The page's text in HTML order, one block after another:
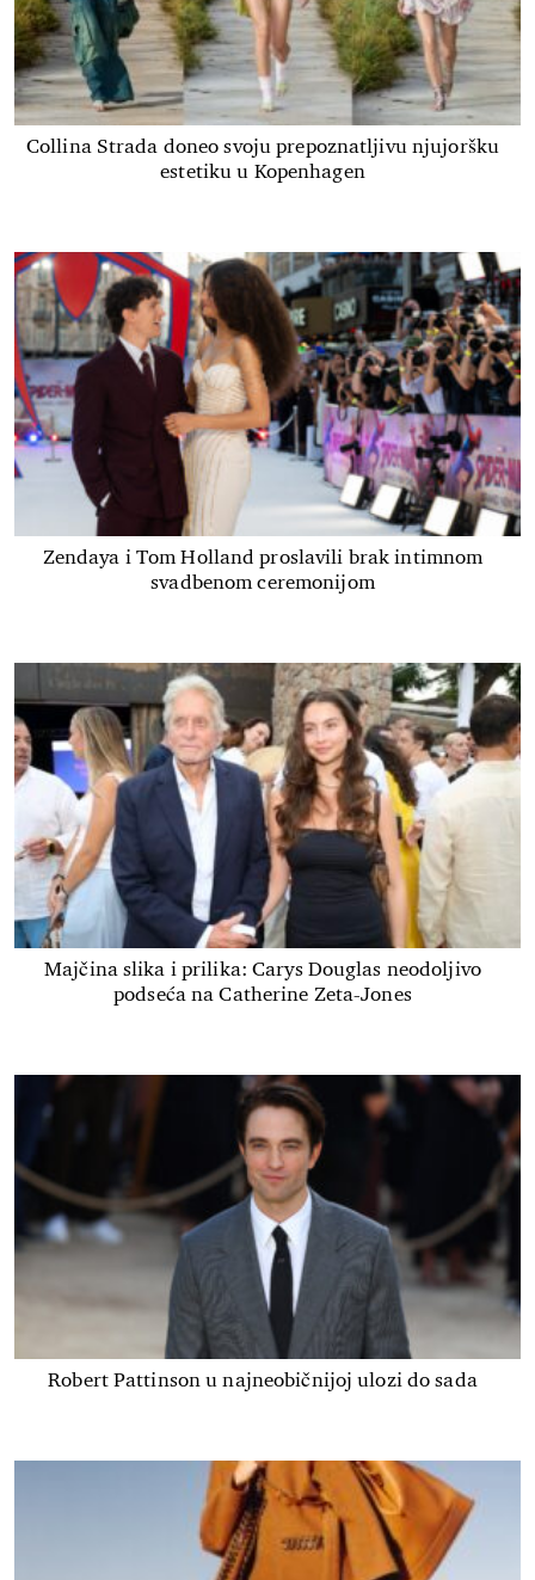
Collina Strada doneo svoju prepoznatljivu njujoršku
estetiku u Kopenhagen
Zendaya i Tom Holland proslavili brak intimnom
svadbenom ceremonijom
Majčina slika i prilika: Carys Douglas neodoljivo
podseća na Catherine Zeta-Jones
Robert Pattinson u najneobičnijoj ulozi do sada